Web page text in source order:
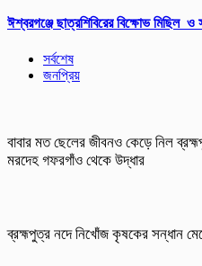
ঈশ্বরগঞ্জে ছাত্রশিবিরের বিক্ষোভ মিছিল
সর্বশেষ
জনপ্রিয়
বাবার মত ছেলের জীবনও কেড়ে নিল
মরদেহ গফরগাঁও থেকে উদ্ধার
ব্রহ্মপুত্র নদে নিখোঁজ কৃষকের সন্ধান